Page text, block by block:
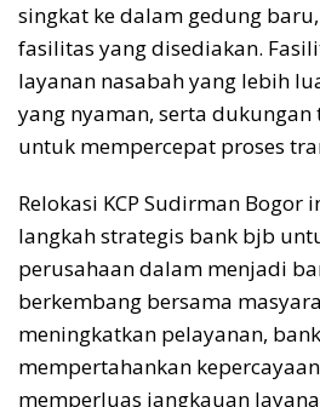
singkat ke dalam gedung
fasilitas yang disediakan.
layanan nasabah yang lebih
yang nyaman, serta
untuk mempercepat proses
Relokasi KCP Sudirman Bogor
langkah strategis bank bjb
perusahaan dalam menjadi
berkembang bersama
meningkatkan pelayanan, bank
mempertahankan
memperluas jangkauan